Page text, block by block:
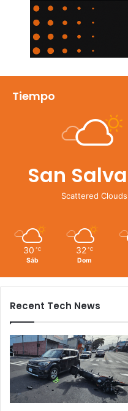
Tiempo
San
Scattered Clouds
30 ℃
Sáb
32 ℃
Dom
Recent Tech News